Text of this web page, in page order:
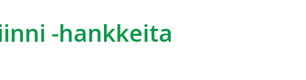
-hankkeita